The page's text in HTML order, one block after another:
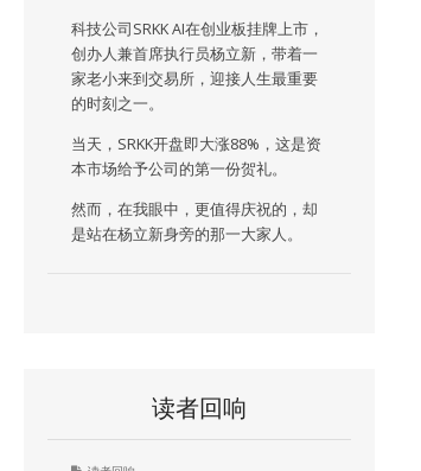
科技公司SRKK AI在创业板挂牌上市，
创办人兼首席执行员杨立新，带着一
家老小来到交易所，迎接人生最重要
的时刻之一。
当天，SRKK开盘即大涨88%，这是资
本市场给予公司的第一份贺礼。
然而，在我眼中，更值得庆祝的，却
是站在杨立新身旁的那一大家人。
读者回响